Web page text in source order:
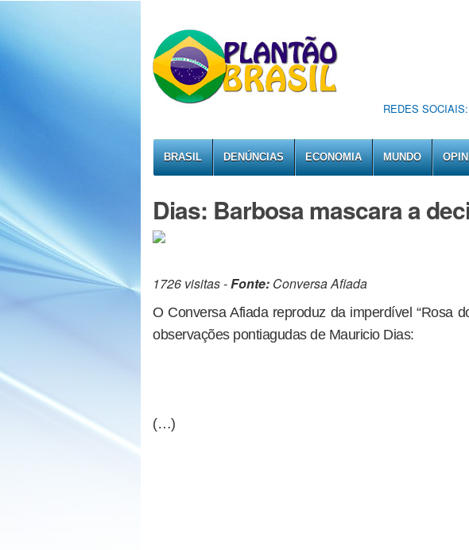
REDES SOCIAIS:
BRASIL DENÚNCIAS ECONOMIA MUNDO
Dias: Barbosa mascara a
1726 visitas -Fonte: Conversa Afiada
O Conversa Afiada reproduz da imperdível “Rosa
observações pontiagudas de Mauricio Dias:
(…)